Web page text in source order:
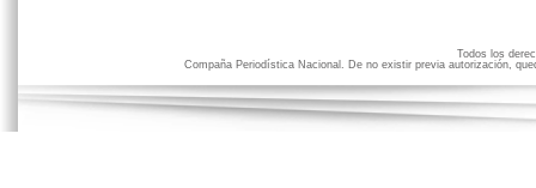
Todos los
Compaña Periodística Nacional. De no existir previa autorización,